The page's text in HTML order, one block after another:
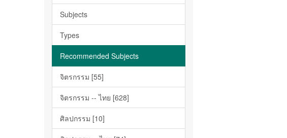
Subjects
Types
Recommended Subjects
จิตรกรรม [55]
จิตรกรรม -- ไทย [628]
ศิลปกรรม [10]